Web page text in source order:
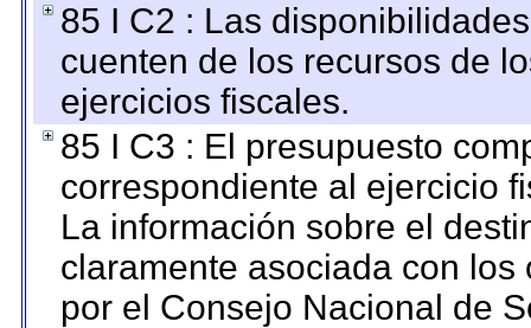
85 I C2 : Las
cuenten de los recursos de
ejercicios fiscales.
85 I C3 : El presupuesto
correspondiente al ejercicio
La información sobre el
claramente asociada con
por el Consejo Nacional de